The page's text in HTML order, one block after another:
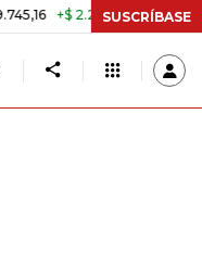
+$ 2.295,71 +0,58%
SUSCRÍBASE